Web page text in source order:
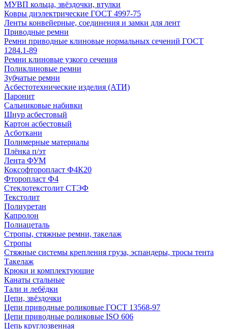
МУВП кольца, звёздочки, втулки
Ковры диэлектрические ГОСТ 4997-75
Ленты конвейерные, соединения и замки для лент
Приводные ремни
Ремни приводные клиновые нормальных сечений ГОСТ
1284.1-89
Ремни клиновые узкого сечения
Поликлиновые ремни
Зубчатые ремни
Асбестотехнические изделия (АТИ)
Паронит
Сальниковые набивки
Шнур асбестовый
Картон асбестовый
Асботкани
Полимерные материалы
Плёнка п/эт
Лента ФУМ
Коксофторопласт Ф4К20
Фторопласт Ф4
Стеклотекстолит СТЭФ
Текстолит
Полиуретан
Капролон
Полиацеталь
Стропы, стяжные ремни, такелаж
Стропы
Стяжные системы крепления груза, эспандеры, тросы тента
Такелаж
Крюки и комплектующие
Канаты стальные
Тали и лебёдки
Цепи, звёздочки
Цепи приводные роликовые ГОСТ 13568-97
Цепи приводные роликовые ISO 606
Цепь круглозвенная